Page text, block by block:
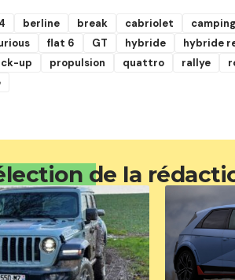
berline break cabriolet
flat 6 GT hybride hybride
up propulsion quattro rallye
de la